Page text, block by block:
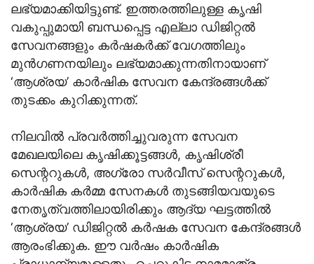
ലഭ്യമാക്കിയിട്ടുണ്ട്. ഇത്തരത്തിലുള്ള കൃഷി
വകുപ്പുമായി ബന്ധപ്പെട്ട എല്ലാ ഡിജിറ്റൽ
സേവനങ്ങളും കർഷകർക്ക് വേഗത്തിലും
മുൻഗണനയിലും ലഭ്യമാക്കുന്നതിനായാണ്
‘ആശ്രയ’ കാർഷിക സേവന കേന്ദ്രങ്ങൾക്ക്
തുടക്കം കുറിക്കുന്നത്.
നിലവിൽ പ്രവർത്തിച്ചുവരുന്ന സേവന
മേഖലയിലെ കൃഷിക്കൂട്ടങ്ങൾ, കൃഷിശ്രീ
സെന്ററുകൾ, അഗ്രോ സർവീസ് സെന്ററുകൾ,
കാർഷിക കർമ്മ സേനകൾ തുടങ്ങിയവയുടെ
നേതൃത്വത്തിലായിരിക്കും ആദ്യ ഘട്ടത്തിൽ
‘ആശ്രയ’ ഡിജിറ്റൽ കർഷക സേവന കേന്ദ്രങ്ങൾ
ആരംഭിക്കുക. ഈ വർഷം കാർഷിക